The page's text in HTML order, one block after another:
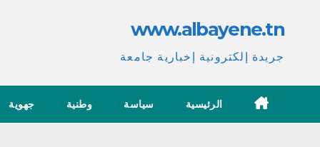
www.albayene.tn
جريدة إلكترونية إخبارية جامعة
الرئيسية سياسة وطنية جهوية